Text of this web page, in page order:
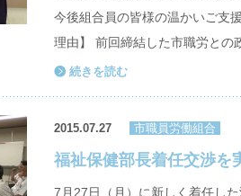
今後組合員の皆様の温かいご支
理由】 前回締結した市職労と
続きを読む
2015.07.27 市職員労働組合
福祉保健部長着任交渉を
7月27日（月）に新しく着任し